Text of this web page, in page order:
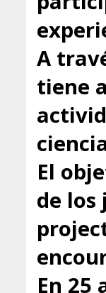
A
tiene
El
de
En 25